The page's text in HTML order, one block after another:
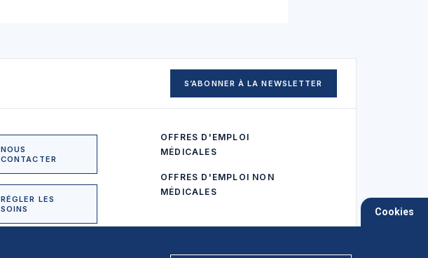
S’ABONNER À LA NEWSLETTER
NOUS
CONTACTER
RÉGLER LES
SOINS
OFFRES D'EMPLOI
MÉDICALES
OFFRES D'EMPLOI NON
MÉDICALES
Cookies